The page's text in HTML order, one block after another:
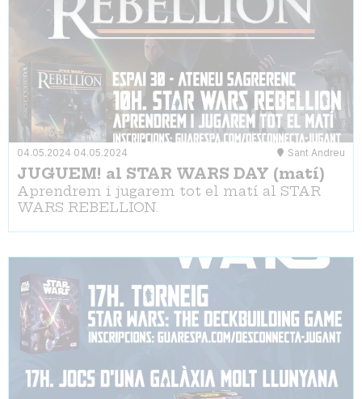
04.05.2024 04.05.2024 Sant Andreu
JUGUEM! al STAR WARS DAY (matí)
Aprendrem i jugarem tot el matí al STAR
WARS REBELLION.